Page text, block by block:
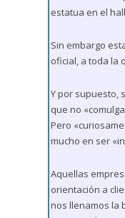
estatua en el
Sin embargo
oficial, a toda la
Y por supuesto,
que no
Pero
mucho en ser
Aquellas
orientación a
nos llenamos la